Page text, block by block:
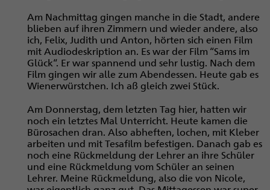
Am Nachmittag gingen manche in die Stadt, andere
blieben auf ihren Zimmern und wieder andere, also
ich, Felix, Judith und Anton, hörten sich einen Film
mit Audiodeskription an. Es war der Film “Sams im
Glück“. Er war spannend und sehr lustig. Nach dem
Film gingen wir alle zum Abendessen. Heute gab es
Wienerwürstchen. Ich aß gleich zwei Stück.
Am Donnerstag, dem letzten Tag hier, hatten wir
noch ein letztes Mal Unterricht. Heute kamen die
Bürosachen dran. Also abheften, lochen, mit Kleber
arbeiten und mit Tesafilm befestigen. Danach gab es
noch eine Rückmeldung der Lehrer an ihre Schüler
und eine Rückmeldung vom Schüler an seinen
Lehrer. Meine Rückmeldung, also die von Nicole,